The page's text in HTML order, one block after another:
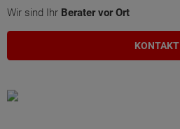
Wir sind Ihr Berater vor Ort
KONTAKT